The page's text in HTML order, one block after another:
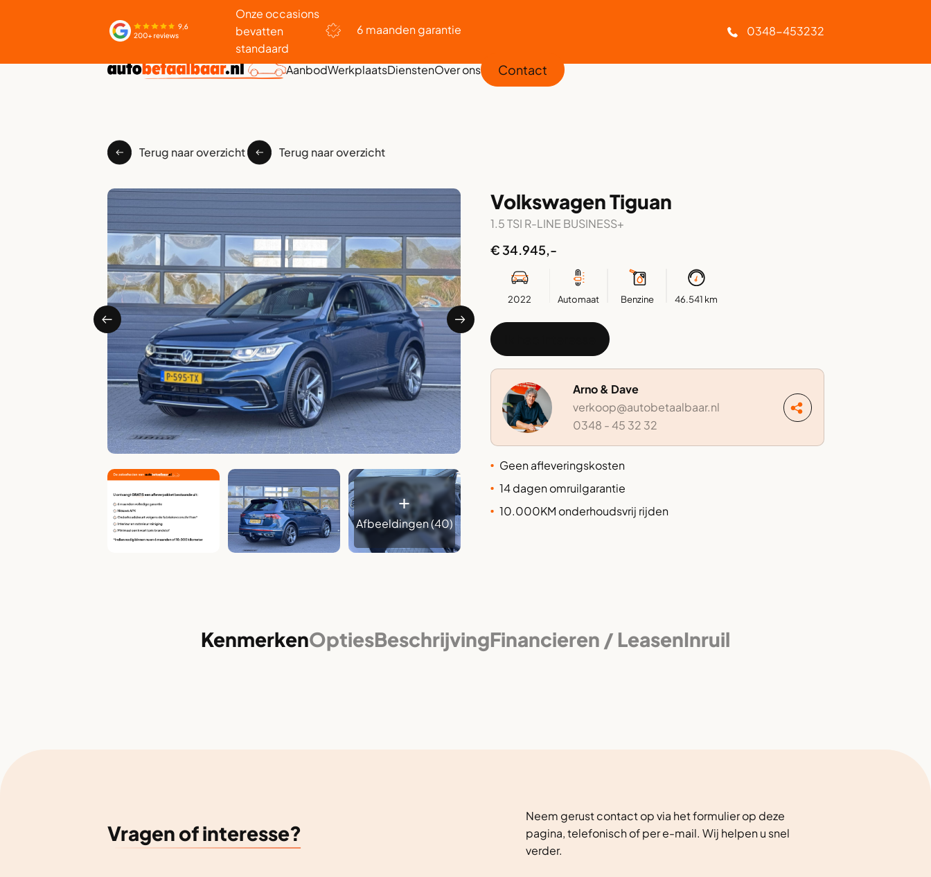
Onze occasions
bevatten
standaard
6 maanden garantie Geen afleverkosten
0348-453232
AanbodWerkplaatsDienstenOver ons Contact
Terug naar overzicht Terug naar overzicht
+
Afbeeldingen (40)
Volkswagen Tiguan
1.5 TSI R-LINE BUSINESS+
€ 34.945,-
2022 Automaat Benzine 46.541 km
Arno & Dave
verkoop@autobetaalbaar.nl
0348 - 45 32 32
⁠Geen afleveringskosten
14 dagen omruilgarantie
⁠⁠⁠10.000KM onderhoudsvrij rijden
KenmerkenOptiesBeschrijvingFinancieren / LeasenInruil
Vragen of interesse?
Neem gerust contact op via het formulier op deze
pagina, telefonisch of per e-mail. Wij helpen u snel
verder.